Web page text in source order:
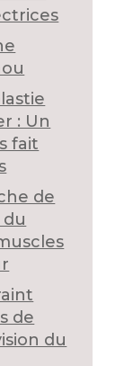
: Un
fait
de
de
du